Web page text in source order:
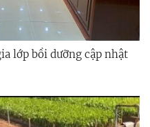
lớp bồi dưỡng cập nhật